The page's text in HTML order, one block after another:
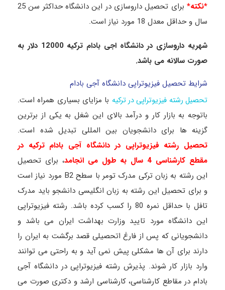
*نکته*
برای تحصیل داروسازی در این دانشگاه حداکثر سن 25
سال و حداقل معدل 18 مورد نیاز است.
شهریه داروسازی در دانشگاه اجی بادام ترکیه 12000 دلار به
صورت سالانه می باشد.
شرایط تحصیل فیزیوتراپی دانشگاه آجی بادام
تحصیل رشته فیزیوتراپی در ترکیه با مزایای بسیاری همراه است.
باتوجه به بازار کار و درآمد بالای این شغل به یکی از برترین
گزینه ها برای دانشجویان بین المللی تبدیل شده است.
تحصیل رشته فیزیوتراپی در دانشگاه آجی بادام ترکیه در
مقطع کارشناسی 4 سال به طول می انجامد
، برای تحصیل
این رشته به زبان ترکی مدرک تومر با سطح B2 مورد نیاز است
و برای تحصیل این رشته به زبان انگلیسی دانشجو باید مدرک
تافل با حداقل نمره 80 را کسب کرده باشد. رشته فیزیوتراپی
این دانشگاه مورد تایید وزارت بهداشت ایران می باشد و
دانشجویانی که پس از فارغ اتحصیلی قصد برگشت به ایران را
دارند برای آن ها مشکلی پیش نمی آید و به راحتی می توانند
وارد بازار کار شوند. پذیرش رشته فیزیوتراپی در دانشگاه آجی
بادام در مقاطع کارشناسی، کارشناسی ارشد و دکتری صورت می